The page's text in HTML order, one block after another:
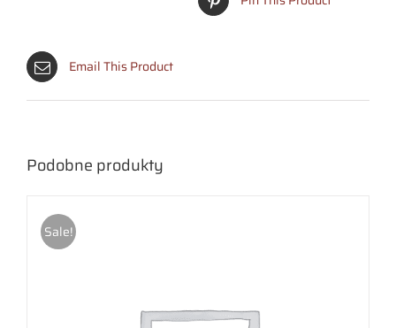
Email This Product
Podobne produkty
Sale!